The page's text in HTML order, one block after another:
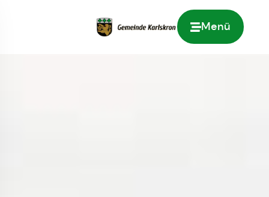
Menü